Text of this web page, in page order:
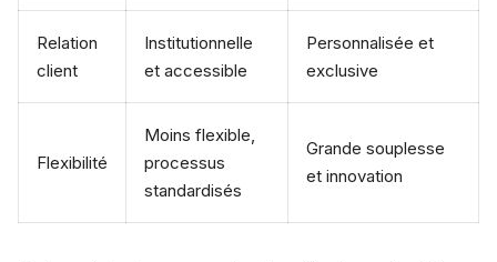
Relation
client
Institutionnelle
et accessible
Personnalisée et
exclusive
Flexibilité
Moins flexible,
processus
standardisés
Grande souplesse
et innovation